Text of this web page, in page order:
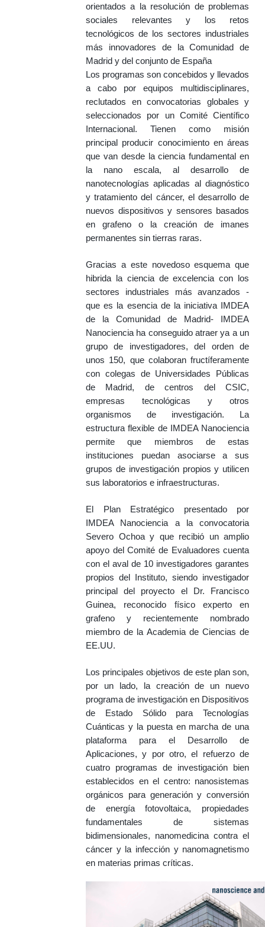
orientados a la resolución de problemas
sociales relevantes y los retos
tecnológicos de los sectores industriales
más innovadores de la Comunidad de
Madrid y del conjunto de España
Los programas son concebidos y llevados
a cabo por equipos multidisciplinares,
reclutados en convocatorias globales y
seleccionados por un Comité Científico
Internacional. Tienen como misión
principal producir conocimiento en áreas
que van desde la ciencia fundamental en
la nano escala, al desarrollo de
nanotecnologías aplicadas al diagnóstico
y tratamiento del cáncer, el desarrollo de
nuevos dispositivos y sensores basados
en grafeno o la creación de imanes
permanentes sin tierras raras.
Gracias a este novedoso esquema que
hibrida la ciencia de excelencia con los
sectores industriales más avanzados -
que es la esencia de la iniciativa IMDEA
de la Comunidad de Madrid- IMDEA
Nanociencia ha conseguido atraer ya a un
grupo de investigadores, del orden de
unos 150, que colaboran fructíferamente
con colegas de Universidades Públicas
de Madrid, de centros del CSIC,
empresas tecnológicas y otros
organismos de investigación. La
estructura flexible de IMDEA Nanociencia
permite que miembros de estas
instituciones puedan asociarse a sus
grupos de investigación propios y utilicen
sus laboratorios e infraestructuras.
El Plan Estratégico presentado por
IMDEA Nanociencia a la convocatoria
Severo Ochoa y que recibió un amplio
apoyo del Comité de Evaluadores cuenta
con el aval de 10 investigadores garantes
propios del Instituto, siendo investigador
principal del proyecto el Dr. Francisco
Guinea, reconocido físico experto en
grafeno y recientemente nombrado
miembro de la Academia de Ciencias de
EE.UU.
Los principales objetivos de este plan son,
por un lado, la creación de un nuevo
programa de investigación en Dispositivos
de Estado Sólido para Tecnologías
Cuánticas y la puesta en marcha de una
plataforma para el Desarrollo de
Aplicaciones, y por otro, el refuerzo de
cuatro programas de investigación bien
establecidos en el centro: nanosistemas
orgánicos para generación y conversión
de energía fotovoltaica, propiedades
fundamentales de sistemas
bidimensionales, nanomedicina contra el
cáncer y la infección y nanomagnetismo
en materias primas críticas.